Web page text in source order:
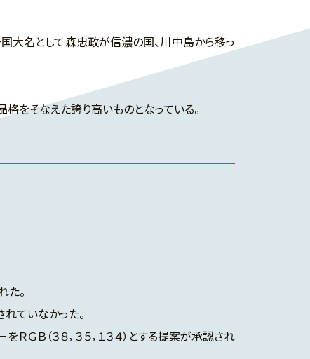
大名として森忠政が信濃の国、川中島から移っ
をそなえた誇り高いものとなっている。
た。
ていなかった。
ＧＢ（３８，３５，１３４）とする提案が承認され